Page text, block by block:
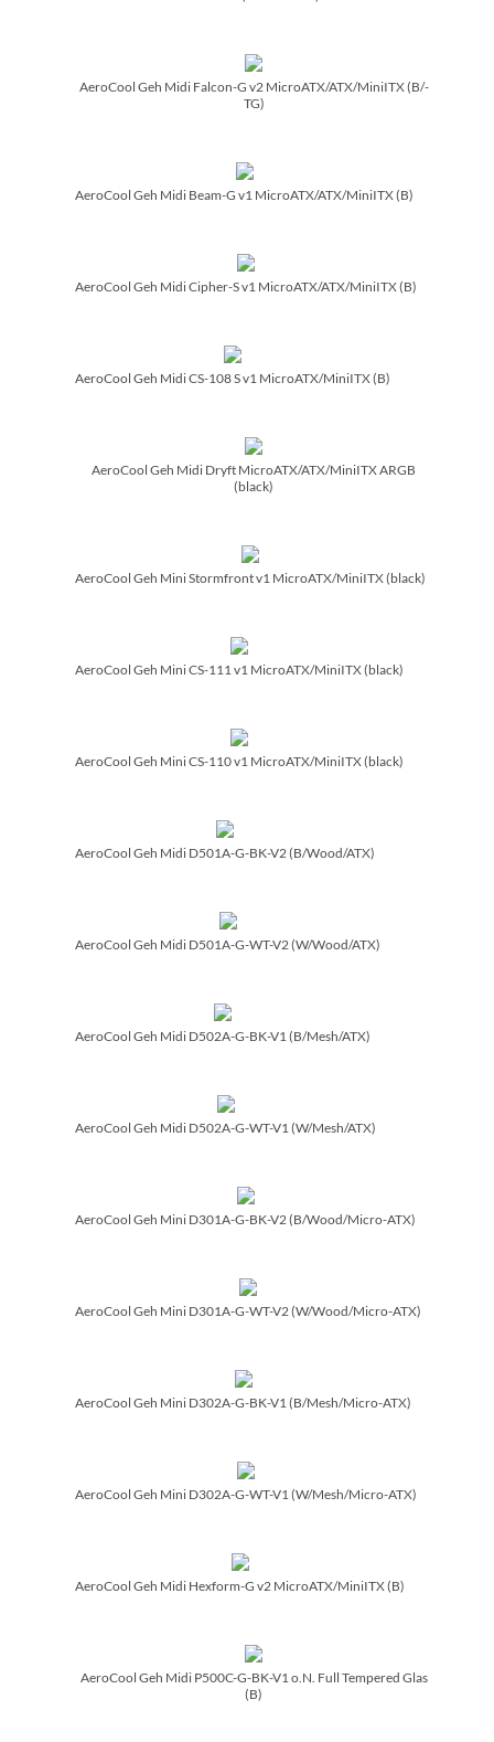
AeroCool Geh Midi Falcon-G v2 MicroATX/­ATX/­MiniITX (B/­
TG)
AeroCool Geh Midi Beam-G v1 MicroATX/­ATX/­MiniITX (B)
AeroCool Geh Midi Cipher-S v1 MicroATX/­ATX/­MiniITX (B)
AeroCool Geh Midi CS-108 S v1 MicroATX/­MiniITX (B)
AeroCool Geh Midi Dryft MicroATX/­ATX/­MiniITX ARGB
(black)
AeroCool Geh Mini Stormfront v1 MicroATX/­MiniITX (black)
AeroCool Geh Mini CS-111 v1 MicroATX/­MiniITX (black)
AeroCool Geh Mini CS-110 v1 MicroATX/­MiniITX (black)
AeroCool Geh Midi D501A-G-BK-V2 (B/­Wood/­ATX)
AeroCool Geh Midi D501A-G-WT-V2 (W/­Wood/­ATX)
AeroCool Geh Midi D502A-G-BK-V1 (B/­Mesh/­ATX)
AeroCool Geh Midi D502A-G-WT-V1 (W/­Mesh/­ATX)
AeroCool Geh Mini D301A-G-BK-V2 (B/­Wood/­Micro-ATX)
AeroCool Geh Mini D301A-G-WT-V2 (W/­Wood/­Micro-ATX)
AeroCool Geh Mini D302A-G-BK-V1 (B/­Mesh/­Micro-ATX)
AeroCool Geh Mini D302A-G-WT-V1 (W/­Mesh/­Micro-ATX)
AeroCool Geh Midi Hexform-G v2 MicroATX/­MiniITX (B)
AeroCool Geh Midi P500C-G-BK-V1 o.N. Full Tempered Glas
(B)